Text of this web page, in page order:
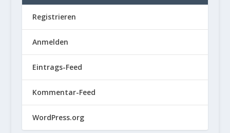
Registrieren
Anmelden
Eintrags-Feed
Kommentar-Feed
WordPress.org